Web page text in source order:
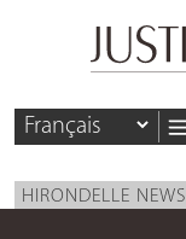
HIRONDELLE NEWS